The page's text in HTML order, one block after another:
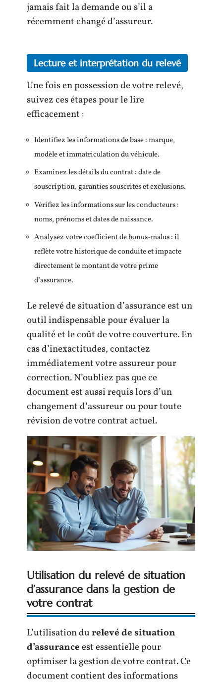
jamais fait la demande ou s’il a
récemment changé d’assureur.
Lecture et interprétation du relevé
Une fois en possession de votre relevé,
suivez ces étapes pour le lire
efficacement :
Identifiez les informations de base : marque,
modèle et immatriculation du véhicule.
Examinez les détails du contrat : date de
souscription, garanties souscrites et exclusions.
Vérifiez les informations sur les conducteurs :
noms, prénoms et dates de naissance.
Analysez votre coefficient de bonus-malus : il
reflète votre historique de conduite et impacte
directement le montant de votre prime
d’assurance.
Le relevé de situation d’assurance est un
outil indispensable pour évaluer la
qualité et le coût de votre couverture. En
cas d’inexactitudes, contactez
immédiatement votre assureur pour
correction. N’oubliez pas que ce
document est aussi requis lors d’un
changement d’assureur ou pour toute
révision de votre contrat actuel.
Utilisation du relevé de situation
d’assurance dans la gestion de
votre contrat
L’utilisation durelevé de situation
d’assuranceest essentielle pour
optimiser la gestion de votre contrat. Ce
document contient des informations